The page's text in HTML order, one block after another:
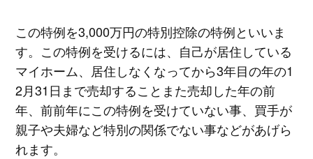
この特例を3,000万円の特別控除の特例といいま
す。この特例を受けるには、自己が居住している
マイホーム、居住しなくなってから3年目の年の1
2月31日まで売却することまた売却した年の前
年、前前年にこの特例を受けていない事、買手が
親子や夫婦など特別の関係でない事などがあげら
れます。